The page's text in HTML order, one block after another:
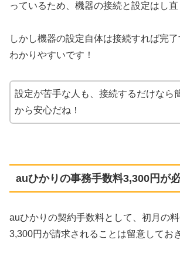
っているため、機器の接続と設定はし直
しかし機器の設定自体は接続すれば完
わかりやすいです！
設定が苦手な人も、接続するだけなら
から安心だね！
auひかりの事務手数料3,300円が
auひかりの契約手数料として、初月の
3,300円が請求されることは留意してお